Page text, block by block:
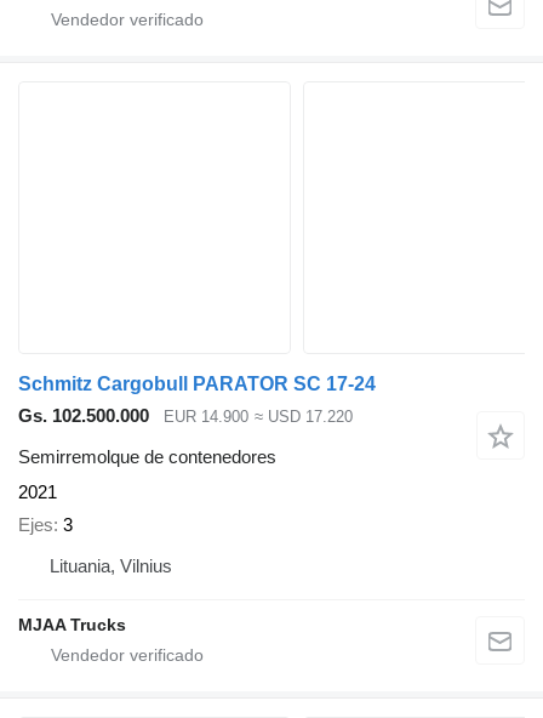
Schmitz Cargobull PARATOR SC 17-24
Gs. 102.500.000
EUR 14.900 ≈ USD 17.220
Semirremolque de contenedores
2021
Ejes 3
Lituania, Vilnius
MJAA Trucks